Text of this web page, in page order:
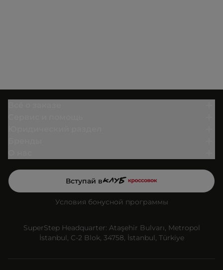
Вступай в
Условия бонусной программы
SuperStep Headquarter: Ataşehir Bulvarı, Metropol
İstanbul, C-2 Blok, 34758, İstanbul, Türkiye